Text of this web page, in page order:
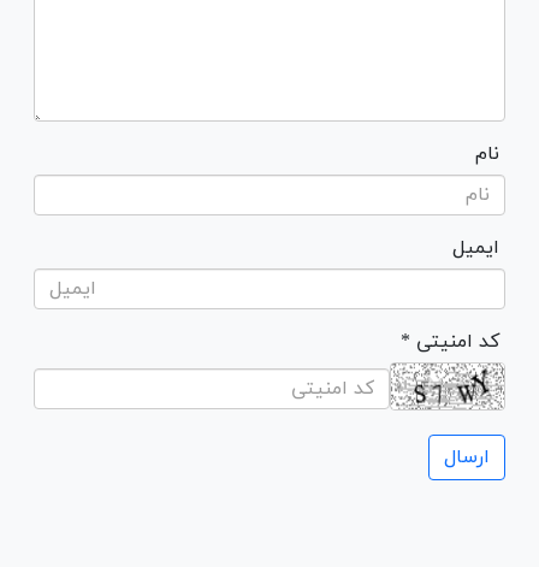
نام
ایمیل
* کد امنیتی